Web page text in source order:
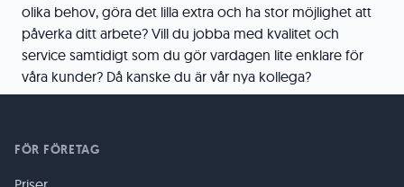
olika behov, göra det lilla extra och ha stor möjlighet att
påverka ditt arbete? Vill du jobba med kvalitet och
service samtidigt som du gör vardagen lite enklare för
våra kunder? Då kanske du är vår nya kollega?
FÖR FÖRETAG